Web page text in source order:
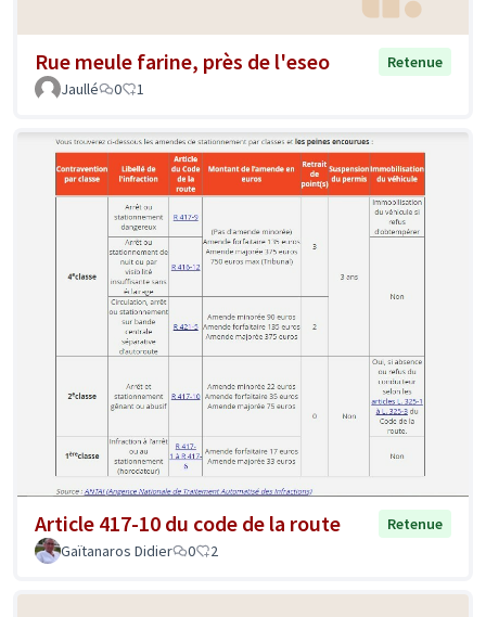
Rue meule farine, près de l'eseo
Retenue
Jaullé
0 1
Article 417-10 du code de la route
Retenue
Gaïtanaros Didier
0 2